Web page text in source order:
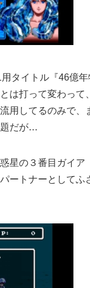
タイトル『46億
は打って変わっ
用してるのみで
題だが…
星の３番目ガイ
ートナーとして